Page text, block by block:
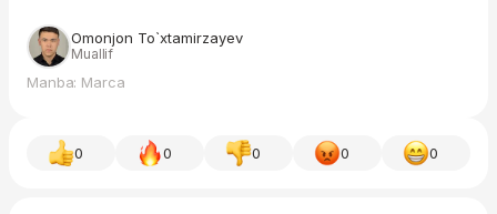
Omonjon To`xtamirzayev
Muallif
Manba: Marca
0 0 0 0 0